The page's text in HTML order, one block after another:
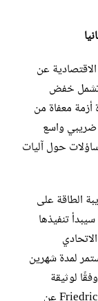
عن
تشمل خفض
أزمة معفاة من
ضريبي واسع
حول آليات
الطاقة على
والتي سيبدأ تنفيذها
لمدة شهرين
1.6 مليار يورو وفقًا لوثيقة